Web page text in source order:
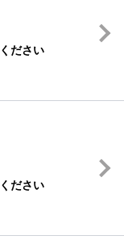
ださい
ださい